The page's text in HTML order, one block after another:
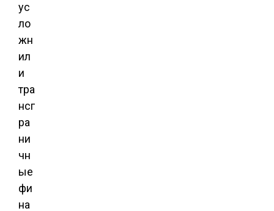
ус
ло
жн
ил
и
тра
нсг
ра
ни
чн
ые
фи
на